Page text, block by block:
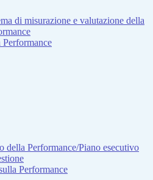
di misurazione e valutazione della
Performance
della Performance/Piano esecutivo
Performance